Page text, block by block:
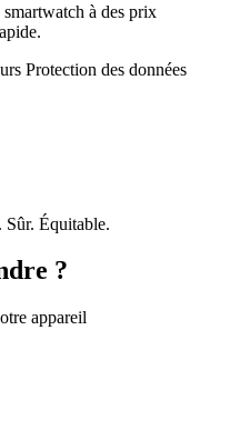
à des prix
Protection des données
Sûr. Équitable.
?
appareil